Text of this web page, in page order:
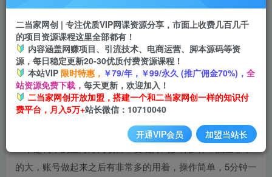
会员免费
开通会员
的大，账号做起来之后有非常多的用着，操作简单，5分钟一
二当家网创 | 专注优质VIP网课资源分享，市面上收费几百几千
的项目资源课程这里全部都有！
内容涵盖网赚项目、引流技术、电商运营、脚本源码等资
源，每日稳定更新20-30优质付费资源课程！
本站VIP 限时特惠， ￥79/年，￥99/永久 (推广佣金70%)， 全
站资源免费下载， 每天更新，欢迎加入！
二当家网创开放加盟，搭建一个和二当家网创一样的知识付
费平台，月入5万+站长微信：10710040
开通VIP会员 加盟当站长